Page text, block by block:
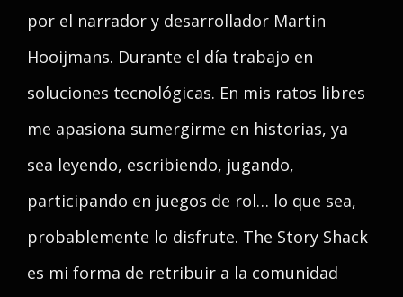
por el narrador y desarrollador Martin
Hooijmans. Durante el día trabajo en
soluciones tecnológicas. En mis ratos libres
me apasiona sumergirme en historias, ya
sea leyendo, escribiendo, jugando,
participando en juegos de rol… lo que sea,
probablemente lo disfrute. The Story Shack
es mi forma de retribuir a la comunidad